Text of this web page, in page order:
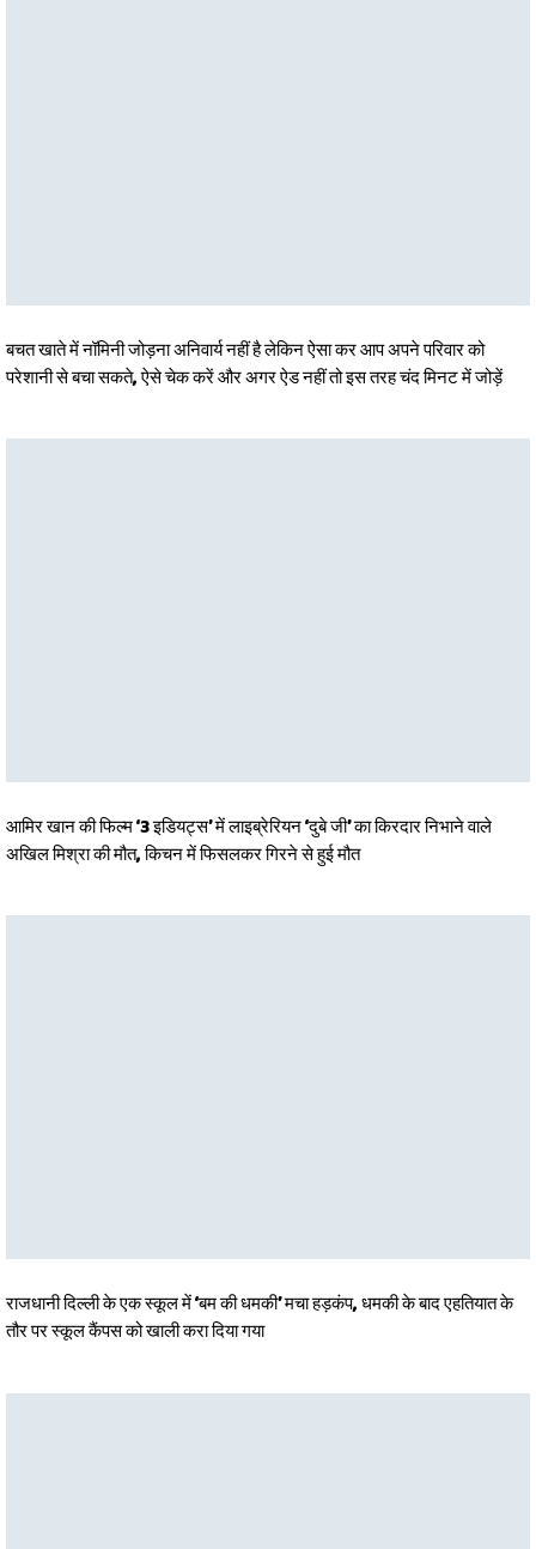
बचत खाते में नॉमिनी जोड़ना अनिवार्य नहीं है लेकिन ऐसा कर आप अपने परिवार को
परेशानी से बचा सकते, ऐसे चेक करें और अगर ऐड नहीं तो इस तरह चंद मिनट में जोड़ें
आमिर खान की फिल्म ‘3 इडियट्स’ में लाइब्रेरियन ‘दुबे जी’ का किरदार निभाने वाले
अखिल मिश्रा की मौत, किचन में फिसलकर गिरने से हुई मौत
राजधानी दिल्ली के एक स्कूल में ‘बम की धमकी’ मचा हड़कंप, धमकी के बाद एहतियात के
तौर पर स्कूल कैंपस को खाली करा दिया गया